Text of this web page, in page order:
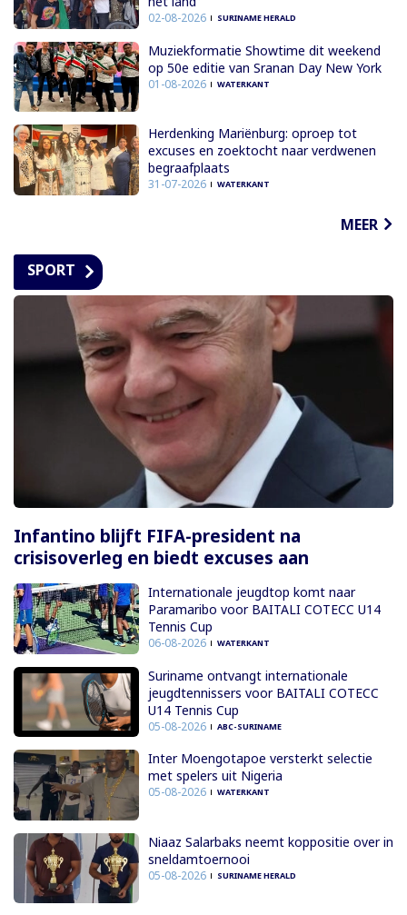
02-08-2026 SURINAME HERALD
Muziekformatie Showtime dit weekend
op 50e editie van Sranan Day New York
01-08-2026 WATERKANT
Herdenking Mariënburg: oproep tot
excuses en zoektocht naar verdwenen
begraafplaats
31-07-2026 WATERKANT
MEER
SPORT
Infantino blijft FIFA-president na
crisisoverleg en biedt excuses aan
Internationale jeugdtop komt naar
Paramaribo voor BAITALI COTECC U14
Tennis Cup
06-08-2026 WATERKANT
Suriname ontvangt internationale
jeugdtennissers voor BAITALI COTECC
U14 Tennis Cup
05-08-2026 ABC-SURINAME
Inter Moengotapoe versterkt selectie
met spelers uit Nigeria
05-08-2026 WATERKANT
Niaaz Salarbaks neemt koppositie over in
sneldamtoernooi
05-08-2026 SURINAME HERALD